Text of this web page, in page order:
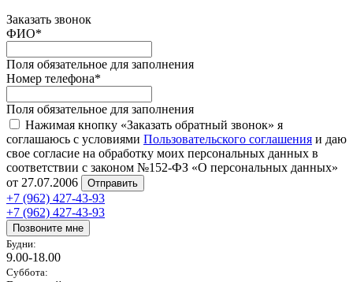
Заказать звонок
ФИО*
Поля обязательное для заполнения
Номер телефона*
Поля обязательное для заполнения
Нажимая кнопку «Заказать обратный звонок» я
соглашаюсь с условиями Пользовательского соглашения и даю
свое согласие на обработку моих персональных данных в
соответствии с законом №152-ФЗ «О персональных данных»
от 27.07.2006
Отправить
+7 (962) 427-43-93
+7 (962) 427-43-93
Позвоните мне
Будни:
9.00-18.00
Суббота: